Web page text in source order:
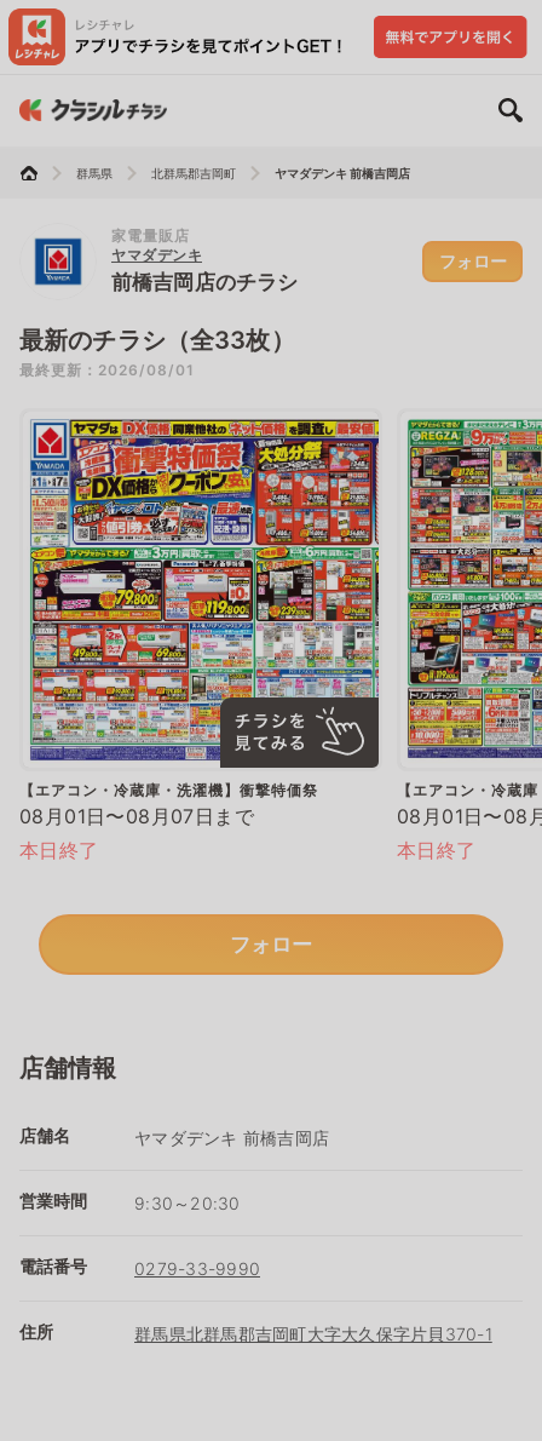
群馬県 北群馬郡吉岡町 ヤマダデンキ 前橋吉岡店
家電量販店
ヤマダデンキ
前橋吉岡店のチラシ
フォロー
最新のチラシ（全33枚）
最終更新：2026/08/01
【エアコン・冷蔵庫・洗濯機】衝撃特価祭
08月01日〜08月07日まで
本日終了
【エアコン・冷蔵
08月01日〜08
本日終了
フォロー
店舗情報
店舗名 ヤマダデンキ 前橋吉岡店
営業時間 9:30～20:30
電話番号 0279-33-9990
住所 群馬県北群馬郡吉岡町大字大久保字片貝370-1